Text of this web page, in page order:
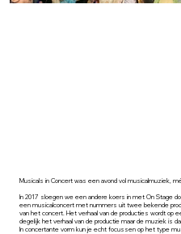
Musicals in Concert was een avond vol musicalmuziek,
In 2017 sloegen we een andere koers in met On Stage
een musicalconcert met nummers uit twee bekende
van het concert. Het verhaal van de producties wordt op
degelijk het verhaal van de productie maar de muziek is
In concertante vorm kun je echt focussen op het type